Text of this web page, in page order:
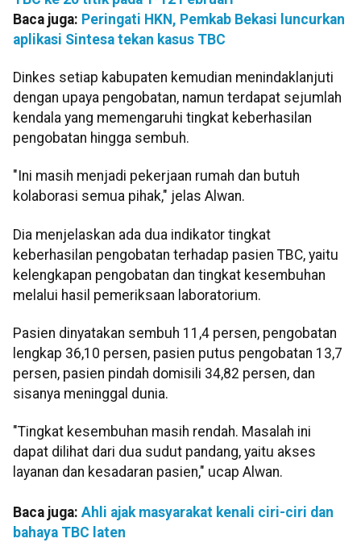
Baca juga: Peringati HKN, Pemkab Bekasi luncurkan
aplikasi Sintesa tekan kasus TBC
Dinkes setiap kabupaten kemudian menindaklanjuti
dengan upaya pengobatan, namun terdapat sejumlah
kendala yang memengaruhi tingkat keberhasilan
pengobatan hingga sembuh.
"Ini masih menjadi pekerjaan rumah dan butuh
kolaborasi semua pihak," jelas Alwan.
Dia menjelaskan ada dua indikator tingkat
keberhasilan pengobatan terhadap pasien TBC, yaitu
kelengkapan pengobatan dan tingkat kesembuhan
melalui hasil pemeriksaan laboratorium.
Pasien dinyatakan sembuh 11,4 persen, pengobatan
lengkap 36,10 persen, pasien putus pengobatan 13,7
persen, pasien pindah domisili 34,82 persen, dan
sisanya meninggal dunia.
"Tingkat kesembuhan masih rendah. Masalah ini
dapat dilihat dari dua sudut pandang, yaitu akses
layanan dan kesadaran pasien," ucap Alwan.
Baca juga: Ahli ajak masyarakat kenali ciri-ciri dan
bahaya TBC laten